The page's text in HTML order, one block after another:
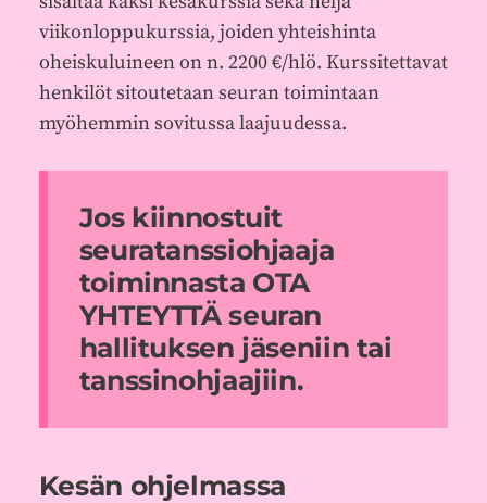
viikonloppukurssia, joiden yhteishinta
oheiskuluineen on n. 2200 €/hlö. Kurssitettavat
henkilöt sitoutetaan seuran toimintaan
myöhemmin sovitussa laajuudessa.
Jos kiinnostuit
seuratanssiohjaaja
toiminnasta OTA
YHTEYTTÄ seuran
hallituksen jäseniin tai
tanssinohjaajiin.
Kesän ohjelmassa